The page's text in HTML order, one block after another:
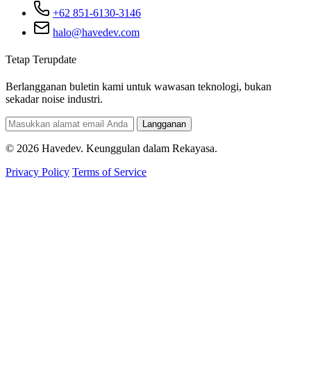
+62 851-6130-3146
halo@havedev.com
Tetap Terupdate
Berlangganan buletin kami untuk wawasan teknologi, bukan
sekadar noise industri.
Langganan
© 2026 Havedev. Keunggulan dalam Rekayasa.
Privacy Policy Terms of Service